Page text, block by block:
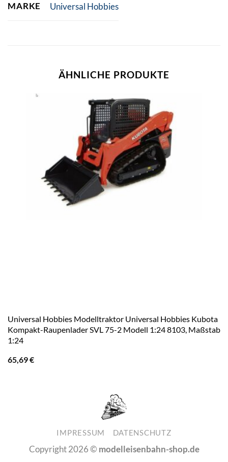
MARKE Universal Hobbies
ÄHNLICHE PRODUKTE
Universal Hobbies Modelltraktor Universal Hobbies Kubota
Kompakt-Raupenlader SVL 75-2 Modell 1:24 8103, Maßstab
1:24
65,69€
IMPRESSUM DATENSCHUTZ
Copyright 2026 © modelleisenbahn-shop.de